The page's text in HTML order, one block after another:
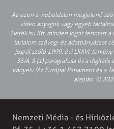
Az ezen a weboldalon megjelenő
video anyagok vagy egyéb
Hetek.hu Kft. minden jogot fenntart a
tartalom szöveg- és adatbányászat
jogról szóló 1999. évi LXXVI.
35/A. § (1) paragrafusa és a
irányelv (Az Európai Parlament és a
alapján. ©
Nemzeti Média - és